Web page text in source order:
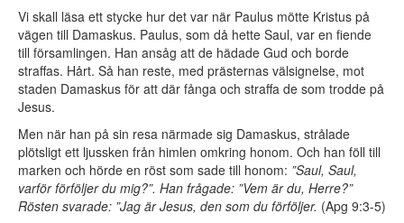
Vi skall läsa ett stycke hur det var när Paulus mötte Kristus på
vägen till Damaskus. Paulus, som då hette Saul, var en fiende
till församlingen. Han ansåg att de hädade Gud och borde
straffas. Hårt. Så han reste, med prästernas välsignelse, mot
staden Damaskus för att där fånga och straffa de som trodde på
Jesus.
Men när han på sin resa närmade sig Damaskus, strålade
plötsligt ett ljussken från himlen omkring honom. Och han föll till
marken och hörde en röst som sade till honom: ”Saul, Saul,
varför förföljer du mig?”. Han frågade: ”Vem är du, Herre?”
Rösten svarade: ”Jag är Jesus, den som du förföljer. (Apg 9:3-5)